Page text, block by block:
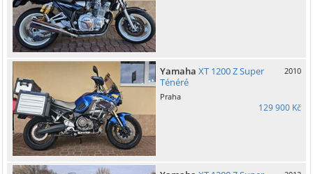
Yamaha XT 1200 Z Super
Ténéré
2010
Praha
129 900 Kč